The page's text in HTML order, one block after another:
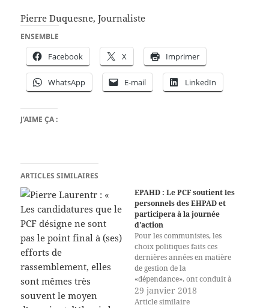
Pierre Duquesne, Journaliste
ENSEMBLE
Facebook X Imprimer
WhatsApp E-mail LinkedIn
J’AIME ÇA :
ARTICLES SIMILAIRES
EPAHD : Le PCF soutient les
personnels des EHPAD et
participera à la journée
d'action
Pour les communistes, les
choix politiques faits ces
dernières années en matière
de gestion de la
«dépendance», ont conduit à
réduire les moyens de la prise
en charge de la perte
29 janvier 2018
Article similaire